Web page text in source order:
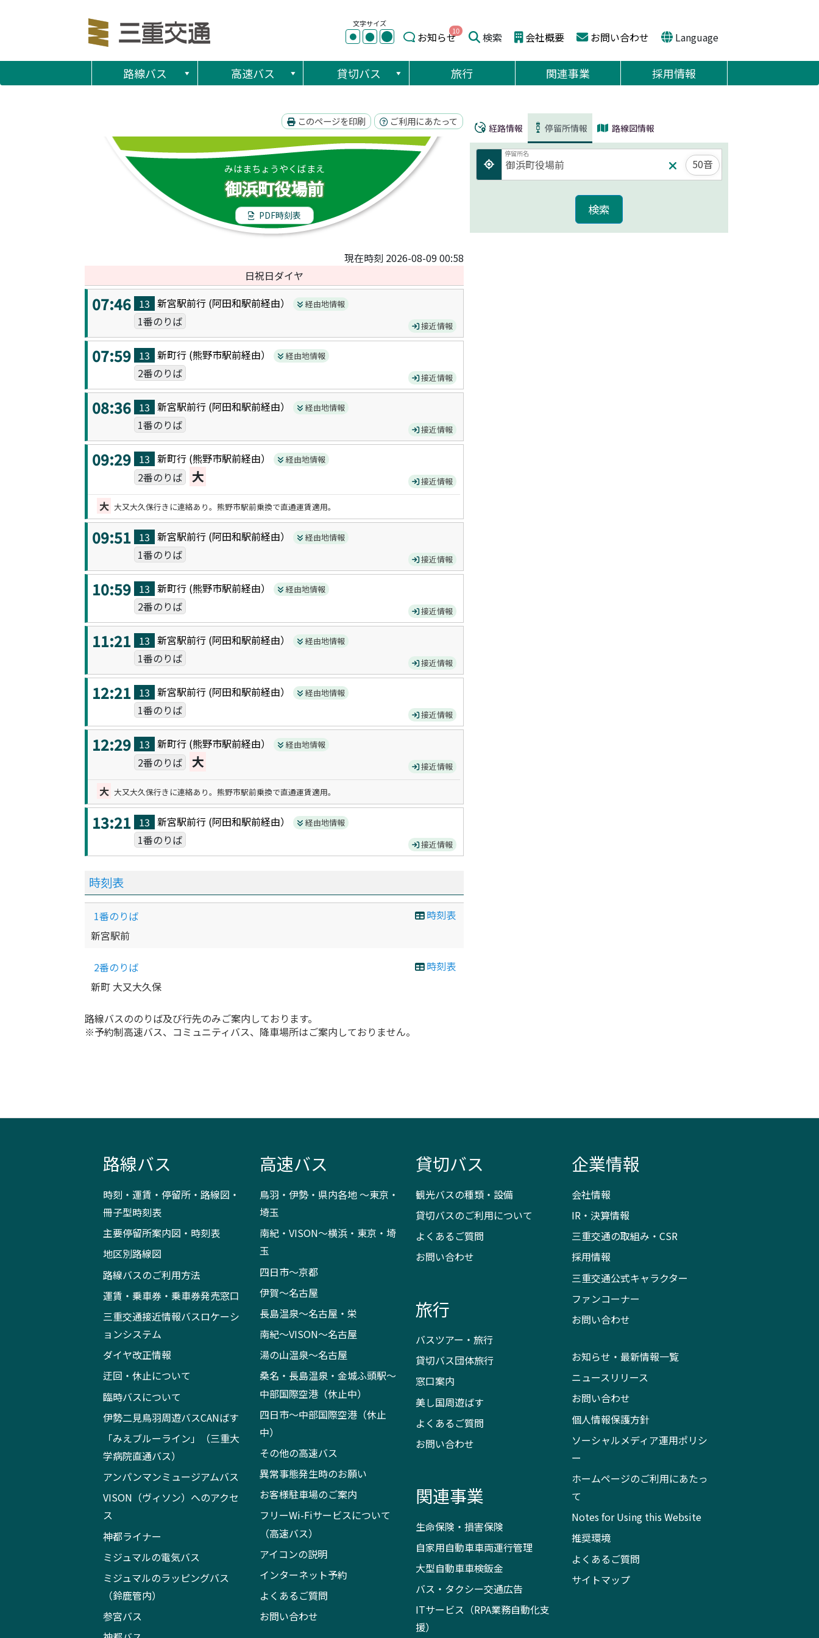
文字サイズ
● ● ● お知らせ10 検索 会社概要 お問い合わせ Language
路線バス 高速バス 貸切バス 旅行 関連事業 採用情報
このページを印刷 ご利用にあたって
みはまちょうやくばまえ
御浜町役場前
PDF時刻表
現在時刻 2026-08-09 00:58
日祝日ダイヤ
07:46 13 新宮駅前行 (阿田和駅前経由） 経由地情報
1番のりば 接近情報
07:59 13 新町行 (熊野市駅前経由） 経由地情報
2番のりば 接近情報
08:36 13 新宮駅前行 (阿田和駅前経由） 経由地情報
1番のりば 接近情報
09:29 13 新町行 (熊野市駅前経由） 経由地情報
2番のりば 大 接近情報
大 大又大久保行きに連絡あり。熊野市駅前乗換で直通運賃適用。
09:51 13 新宮駅前行 (阿田和駅前経由） 経由地情報
1番のりば 接近情報
10:59 13 新町行 (熊野市駅前経由） 経由地情報
2番のりば 接近情報
11:21 13 新宮駅前行 (阿田和駅前経由） 経由地情報
1番のりば 接近情報
12:21 13 新宮駅前行 (阿田和駅前経由） 経由地情報
1番のりば 接近情報
12:29 13 新町行 (熊野市駅前経由） 経由地情報
2番のりば 大 接近情報
大 大又大久保行きに連絡あり。熊野市駅前乗換で直通運賃適用。
13:21 13 新宮駅前行 (阿田和駅前経由） 経由地情報
1番のりば 接近情報
時刻表
時刻表
1番のりば
新宮駅前
時刻表
2番のりば
新町 大又大久保
路線バスののりば及び行先のみご案内しております。
※予約制高速バス、コミュニティバス、降車場所はご案内しておりません。
経路情報 停留所情報 路線図情報
停留所名
50音
路線バス
時刻・運賃・停留所・路線図・
冊子型時刻表
主要停留所案内図・時刻表
地区別路線図
路線バスのご利用方法
運賃・乗車券・乗車券発売窓口
三重交通接近情報バスロケーシ
ョンシステム
ダイヤ改正情報
迂回・休止について
臨時バスについて
伊勢二見鳥羽周遊バスCANばす
「みえブルーライン」（三重大
学病院直通バス）
アンパンマンミュージアムバス
VISON（ヴィソン）へのアクセ
ス
神都ライナー
ミジュマルの電気バス
ミジュマルのラッピングバス
（鈴鹿管内）
参宮バス
高速バス
鳥羽・伊勢・県内各地 ～東京・
埼玉
南紀・VISON～横浜・東京・埼
玉
四日市～京都
伊賀～名古屋
長島温泉～名古屋・栄
南紀～VISON～名古屋
湯の山温泉～名古屋
桑名・長島温泉・金城ふ頭駅～
中部国際空港（休止中）
四日市～中部国際空港（休止
中）
その他の高速バス
異常事態発生時のお願い
お客様駐車場のご案内
フリーWi-Fiサービスについて
（高速バス）
アイコンの説明
インターネット予約
よくあるご質問
お問い合わせ
貸切バス
観光バスの種類・設備
貸切バスのご利用について
よくあるご質問
お問い合わせ
旅行
バスツアー・旅行
貸切バス団体旅行
窓口案内
美し国周遊ばす
よくあるご質問
お問い合わせ
関連事業
生命保険・損害保険
自家用自動車車両運行管理
大型自動車車検鈑金
バス・タクシー交通広告
ITサービス（RPA業務自動化支
援）
企業情報
会社情報
IR・決算情報
三重交通の取組み・CSR
採用情報
三重交通公式キャラクター
ファンコーナー
お問い合わせ
お知らせ・最新情報一覧
ニュースリリース
お問い合わせ
個人情報保護方針
ソーシャルメディア運用ポリシ
ー
ホームページのご利用にあたっ
て
Notes for Using this Website
推奨環境
よくあるご質問
サイトマップ